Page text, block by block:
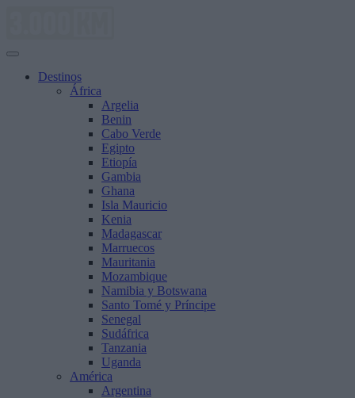
Destinos
África
Argelia
Benin
Cabo Verde
Egipto
Etiopía
Gambia
Ghana
Isla Mauricio
Kenia
Madagascar
Marruecos
Mauritania
Mozambique
Namibia y Botswana
Santo Tomé y Príncipe
Senegal
Sudáfrica
Tanzania
Uganda
América
Argentina